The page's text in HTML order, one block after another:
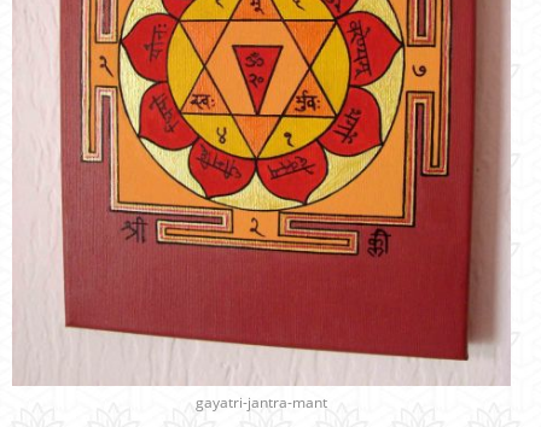
gayatri-jantra-mant